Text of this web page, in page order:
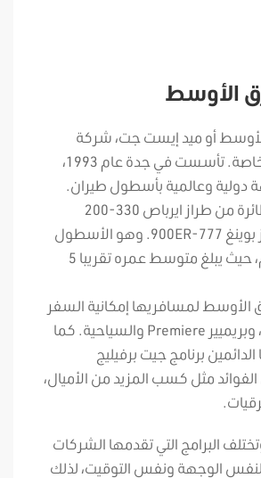
الأوسط
أو ميد إيست جت، شركة
طيران سعودية خاصة. تأسست في جدة عام 1993،
20 وجهة دولية وعالمية بأسطول طيران.
مكون من 100 طائرة من طراز ايرباص 330-200
بالإضافة إلى طراز بوينغ 777-900ER. وهو الأسطول
الأصغر في العالم، حيث يبلغ متوسط عمره تقريبا 5
لمسافريها إمكانية السفر
إلى الدرجة الأولى، وبريميير Premiere والسياحية. كما
برنامج جيت برفيليج
مثل كسب المزيد من الأميال،
البرامج التي تقدمها الشركات
الوجهة ونفس التوقيت، لذلك